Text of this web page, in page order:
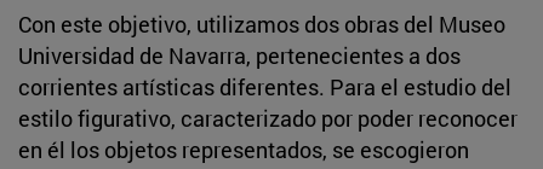
Con este objetivo, utilizamos dos obras del Museo
Universidad de Navarra, pertenecientes a dos
corrientes artísticas diferentes. Para el estudio del
estilo figurativo, caracterizado por poder reconocer
en él los objetos representados, se escogieron